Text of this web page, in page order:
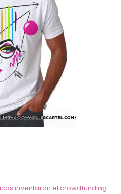
inventaron el crowdfunding